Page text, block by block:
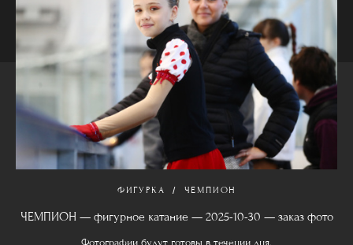
ФИГУРКА ЧЕМПИОН
ЧЕМПИОН — фигурное катание — 2025-10-30 — заказ фото